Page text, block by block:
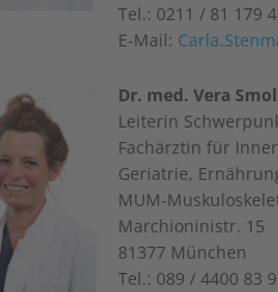
Tel.: 0211 / 81 179
E-Mail:
Dr. med. Vera
Leiterin
Fachärztin für
Geriatrie,
MUM-
Marchioninistr. 15
81377 München
Tel.: 089 / 4400 83